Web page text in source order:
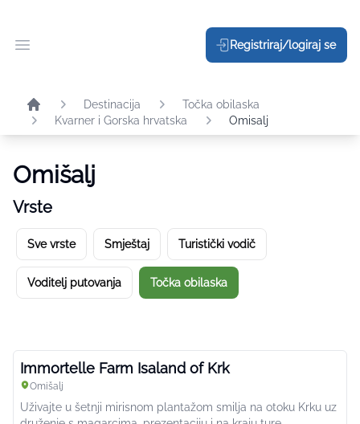
Otvori glavni meni
Registriraj/logiraj se
Destinacija
Točka obilaska
Kvarner i Gorska hrvatska
Omisalj
Omišalj
Vrste
Sve vrste Smještaj Turistički vodič
Voditelj putovanja Točka obilaska
Immortelle Farm Isaland of Krk
Omišalj
Uživajte u šetnji mirisnom plantažom smilja na otoku Krku uz